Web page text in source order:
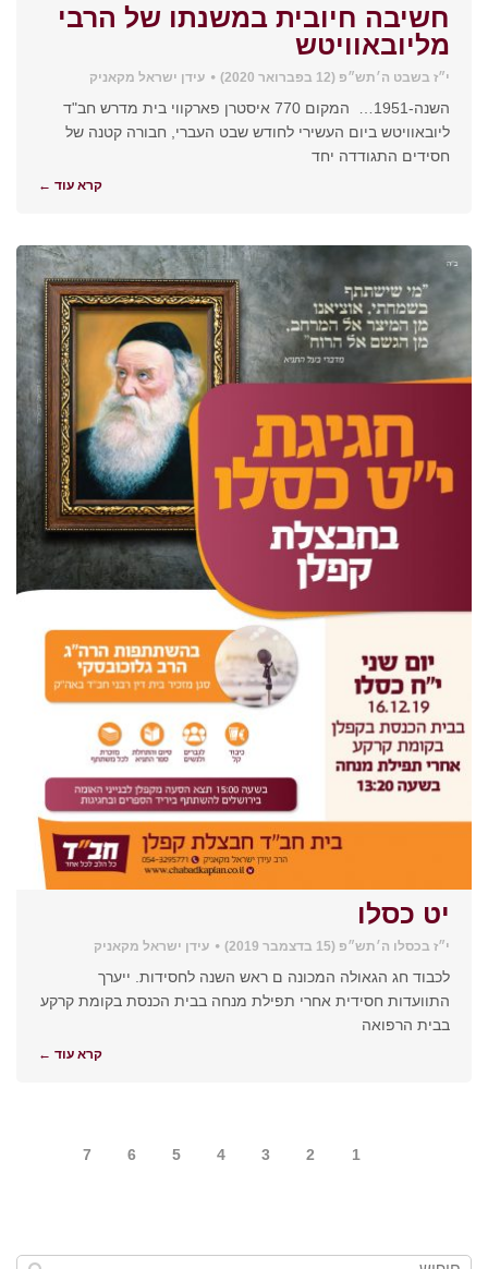
חשיבה חיובית במשנתו של הרבי
מליובאוויטש
י״ז בשבט ה׳תש״פ (12 בפברואר 2020) עידן ישראל מקאניק
השנה-1951… המקום 770 איסטרן פארקווי בית מדרש חב"ד
ליובאוויטש ביום העשירי לחודש שבט העברי, חבורה קטנה של
חסידים התגודדה יחד
קרא עוד ←
יט כסלו
י״ז בכסלו ה׳תש״פ (15 בדצמבר 2019) עידן ישראל מקאניק
לכבוד חג הגאולה המכונה ם ראש השנה לחסידות. ייערך
התוועדות חסידית אחרי תפילת מנחה בבית הכנסת בקומת קרקע
בבית הרפואה
קרא עוד ←
1
2
3
4
5
6
7